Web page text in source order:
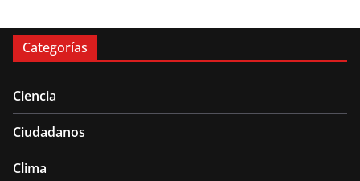
Categorías
Ciencia
Ciudadanos
Clima